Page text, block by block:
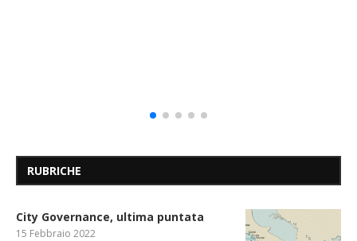
RUBRICHE
City Governance, ultima puntata
15 Febbraio 2022